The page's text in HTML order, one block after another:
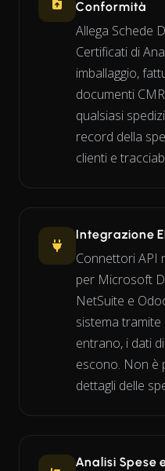
Conformità
Allega Schede
Certificati di
imballaggio,
documenti
qualsiasi
record della
clienti e
Integrazione
Connettori API
per Microsoft
NetSuite e
sistema tramite
entrano, i dati
escono. Non è
dettagli delle
Analisi Spese